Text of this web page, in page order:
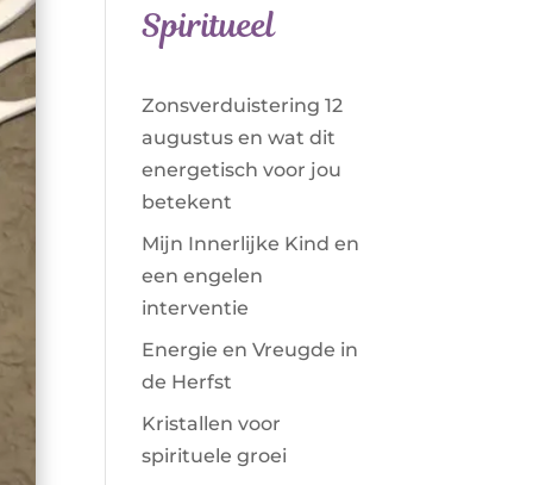
Spiritueel
Zonsverduistering 12
augustus en wat dit
energetisch voor jou
betekent
Mijn Innerlijke Kind en
een engelen
interventie
Energie en Vreugde in
de Herfst
Kristallen voor
spirituele groei